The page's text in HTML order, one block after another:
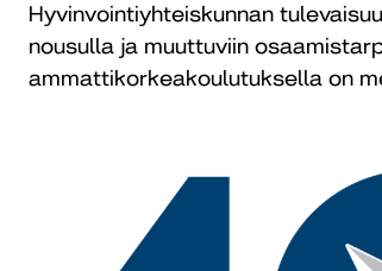
Hyvinvointiyhteiskunnan
nousulla ja muuttuviin
ammattikorkeakoulutuksella on